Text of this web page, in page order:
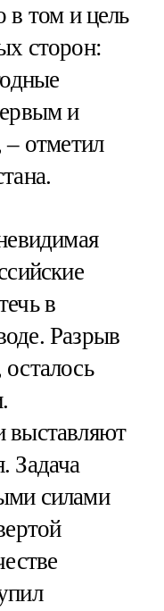
в том и цель
сторон:
и
– отметил
в
Разрыв
выставляют
Задача
силами